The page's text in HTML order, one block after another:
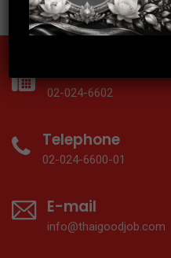
Fax
02-024-6602
Telephone
02-024-6600-01
E-mail
info@thaigoodjob.com